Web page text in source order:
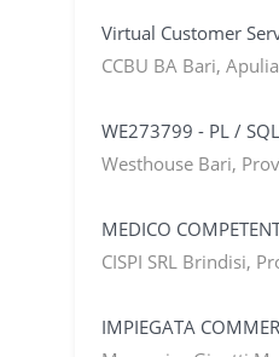
Virtual Customer
CCBU BA Bari, Apulia
WE273799 - PL /
Westhouse Bari,
MEDICO
CISPI SRL Brindisi,
IMPIEGATA